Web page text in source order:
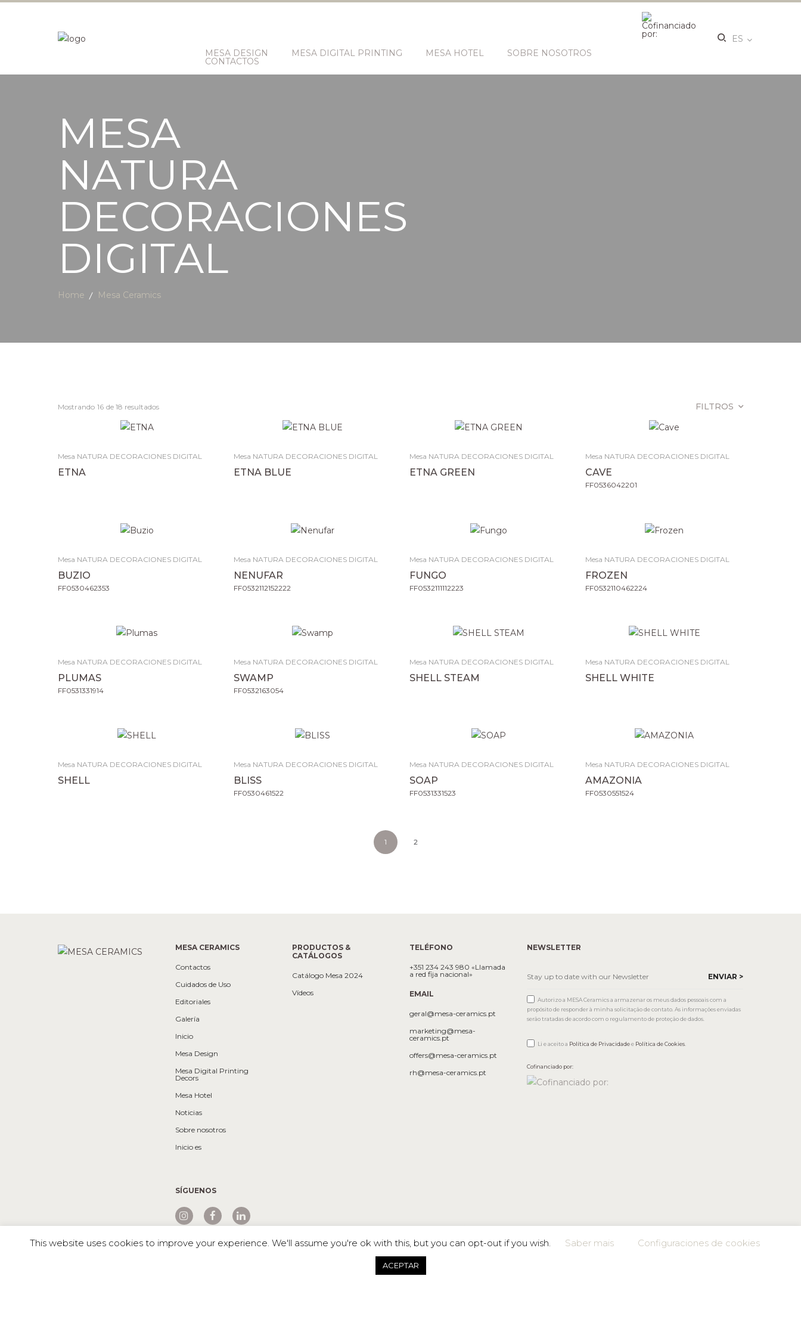
MESA DESIGN MESA DIGITAL PRINTING MESA HOTEL SOBRE NOSOTROS
CONTACTOS
ES
MESA
NATURA
DECORACIONES
DIGITAL
Home Mesa Ceramics
Mostrando 16 de 18 resultados FILTROS
Mesa NATURA DECORACIONES DIGITAL
ETNA
Mesa NATURA DECORACIONES DIGITAL
ETNA BLUE
Mesa NATURA DECORACIONES DIGITAL
ETNA GREEN
Mesa NATURA DECORACIONES DIGITAL
CAVE
FF0536042201
Mesa NATURA DECORACIONES DIGITAL
BUZIO
FF0530462353
Mesa NATURA DECORACIONES DIGITAL
NENUFAR
FF0532112152222
Mesa NATURA DECORACIONES DIGITAL
FUNGO
FF0532111112223
Mesa NATURA DECORACIONES DIGITAL
FROZEN
FF0532110462224
Mesa NATURA DECORACIONES DIGITAL
PLUMAS
FF0531331914
Mesa NATURA DECORACIONES DIGITAL
SWAMP
FF0532163054
Mesa NATURA DECORACIONES DIGITAL
SHELL STEAM
Mesa NATURA DECORACIONES DIGITAL
SHELL WHITE
Mesa NATURA DECORACIONES DIGITAL
SHELL
Mesa NATURA DECORACIONES DIGITAL
BLISS
FF0530461522
Mesa NATURA DECORACIONES DIGITAL
SOAP
FF0531331523
Mesa NATURA DECORACIONES DIGITAL
AMAZONIA
FF0530551524
1 2
MESA CERAMICS
Contactos
Cuidados de Uso
Editoriales
Galería
Inicio
Mesa Design
Mesa Digital Printing
Decors
Mesa Hotel
Noticias
Sobre nosotros
Inicio es
SÍGUENOS
PRODUCTOS &
CATÁLOGOS
Catálogo Mesa 2024
Vídeos
TELÉFONO
+351 234 243 980 «Llamada
a red fija nacional»
EMAIL
geral@mesa-ceramics.pt
marketing@mesa-
ceramics.pt
offers@mesa-ceramics.pt
rh@mesa-ceramics.pt
NEWSLETTER
Autorizo a MESA Ceramics a armazenar os meus dados pessoais com a
propósito de responder à minha solicitação de contato. As informações enviadas
serão tratadas de acordo com o regulamento de proteção de dados.
Li e aceito a Política de Privacidadee Política de Cookies.
Cofinanciado por:
This website uses cookies to improve your experience. We'll assume you're ok with this, but you can opt-out if you wish. Saber mais Configuraciones de cookies
ACEPTAR